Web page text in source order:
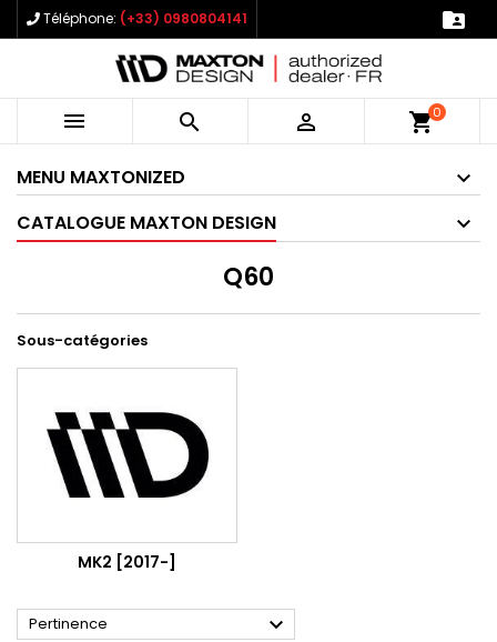
Téléphone: (+33) 0980804141 
   shopping_cart0
MENU MAXTONIZED
CATALOGUE MAXTON DESIGN
Q60
Sous-catégories
MK2 [2017-]
Pertinence 